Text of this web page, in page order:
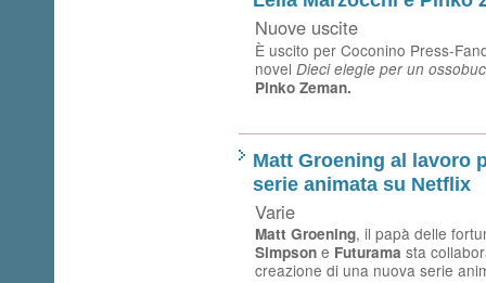
Nuove uscite
È uscito per Coconino Press-
novel Dieci elegie per un
Pinko Zeman.
Matt Groening al lavoro
serie animata su Netflix
Varie
Matt Groening, il papà delle
Simpson e Futurama sta
creazione di una nuova serie